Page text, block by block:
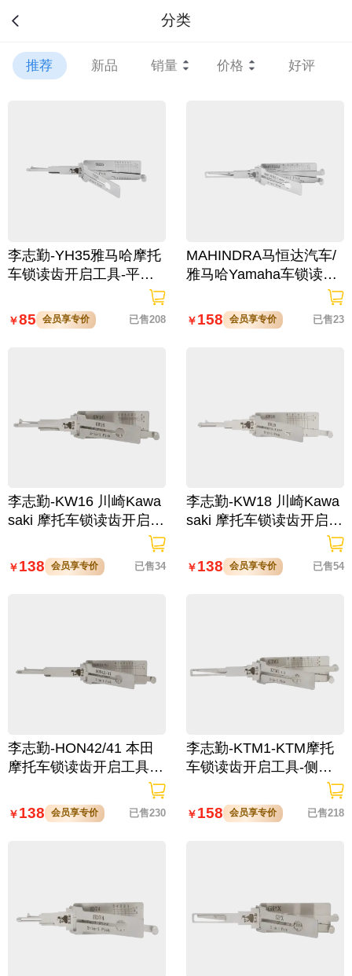
分类
推荐 新品 销量 价格 好评
李志勤-YH35雅马哈摩托
车锁读齿开启工具-平铣
￥85 会员享专价 已售208
李志勤-KW16 川崎Kawa
saki 摩托车锁读齿开启工
具-平铣 李氏二合一【全
球】
￥138 会员享专价 已售34
李志勤-HON42/41 本田
摩托车锁读齿开启工具-
球】
￥138 会员享专价 已售230
MAHINDRA马恒达汽车/
雅马哈Yamaha车锁读齿
￥158 会员享专价 已售23
李志勤-KW18 川崎Kawa
saki 摩托车锁读齿开启工
具-平铣 李氏二合一 【全
球】喷砂版
￥138 会员享专价 已售54
李志勤-KTM1-KTM摩托
车锁读齿开启工具-侧铣
￥158 会员享专价 已售218